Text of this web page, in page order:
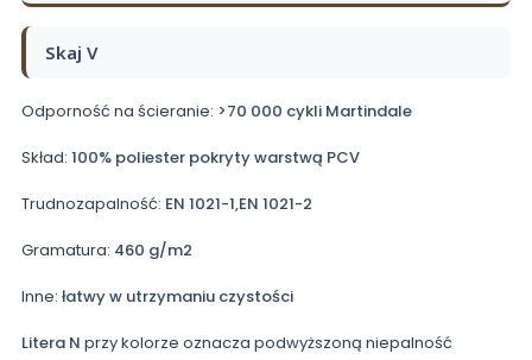
Skaj V
Odporność na ścieranie: >70 000 cykli Martindale
Skład: 100% poliester pokryty warstwą PCV
Trudnozapalność: EN 1021-1,EN 1021-2
Gramatura: 460 g/m2
Inne: łatwy w utrzymaniu czystości
Litera N przy kolorze oznacza podwyższoną niepalność